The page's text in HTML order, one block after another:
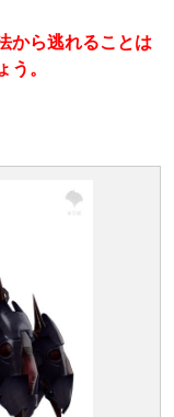
から逃れることは
う。